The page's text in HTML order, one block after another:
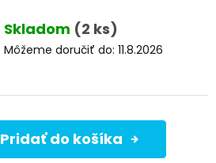
Skladom (2 ks)
Môžeme doručiť do: 11.8.2026
Pridať do košíka